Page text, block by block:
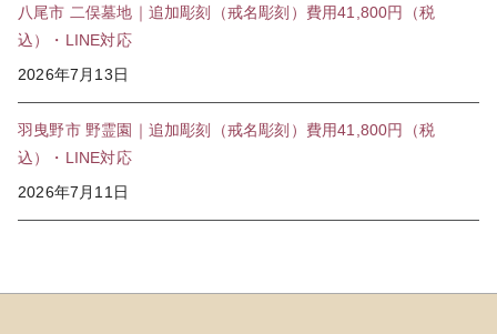
八尾市 二俣墓地｜追加彫刻（戒名彫刻）費用41,800円（税
込）・LINE対応
2026年7月13日
羽曳野市 野霊園｜追加彫刻（戒名彫刻）費用41,800円（税
込）・LINE対応
2026年7月11日